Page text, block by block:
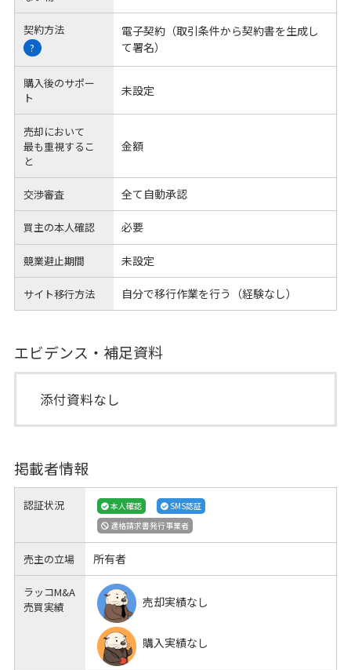
契約方法
?
電子契約（取引条件から契約書を生成し
て署名）
購入後のサポー
ト
未設定
売却において
最も重視するこ
と
金額
交渉審査 全て自動承認
買主の本人確認 必要
競業避止期間 未設定
サイト移行方法 自分で移行作業を行う（経験なし）
エビデンス・補足資料
添付資料なし
掲載者情報
認証状況 本人確認
SMS認証
適格請求書発行事業者
売主の立場 所有者
ラッコM&A
売買実績
売却実績なし
購入実績なし